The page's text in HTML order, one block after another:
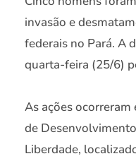
invasão e
federais no Pará. A
quarta-feira (25/6)
As ações
de
Liberdade,